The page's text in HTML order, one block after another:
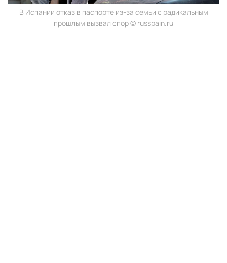
В Испании отказ в паспорте из-за семьи с радикальным
прошлым вызвал спор © russpain.ru